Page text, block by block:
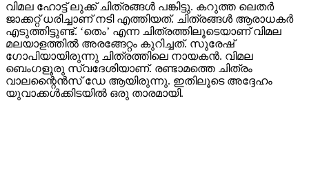
വിമല ഹോട്ട് ലുക്ക് ചിത്രങ്ങൾ പങ്കിട്ടു. കറുത്ത ലെതർ
ജാക്കറ്റ് ധരിച്ചാണ് നടി എത്തിയത്. ചിത്രങ്ങൾ ആരാധകർ
എടുത്തിട്ടുണ്ട്. ‘തെം’ എന്ന ചിത്രത്തിലൂടെയാണ് വിമല
മലയാളത്തിൽ അരങ്ങേറ്റം കുറിച്ചത്. സുരേഷ്
ഗോപിയായിരുന്നു ചിത്രത്തിലെ നായകൻ. വിമല
ബെംഗളൂരു സ്വദേശിയാണ്. രണ്ടാമത്തെ ചിത്രം
വാലന്റൈൻസ് ഡേ ആയിരുന്നു. ഇതിലൂടെ അദ്ദേഹം
യുവാക്കൾക്കിടയിൽ ഒരു താരമായി.